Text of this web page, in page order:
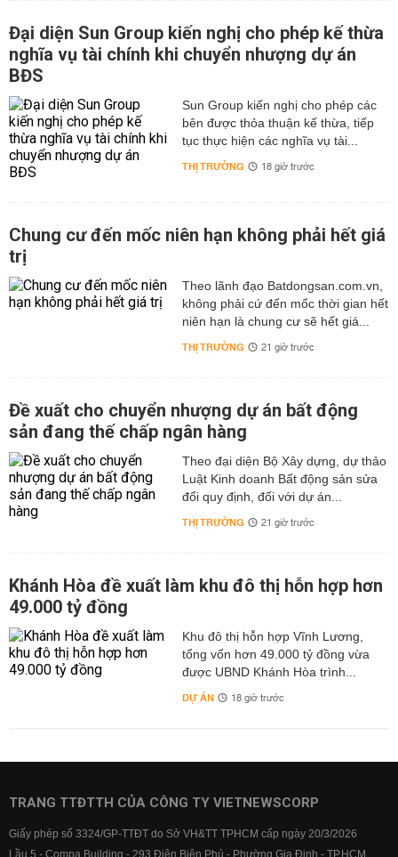
Đại diện Sun Group kiến nghị cho phép kế thừa
nghĩa vụ tài chính khi chuyển nhượng dự án
BĐS
Sun Group kiến nghị cho phép các
bên được thỏa thuận kế thừa, tiếp
tục thực hiện các nghĩa vụ tài...
THỊ TRƯỜNG 18 giờ trước
Chung cư đến mốc niên hạn không phải hết giá
trị
Theo lãnh đạo Batdongsan.com.vn,
không phải cứ đến mốc thời gian hết
niên hạn là chung cư sẽ hết giá...
THỊ TRƯỜNG 21 giờ trước
Đề xuất cho chuyển nhượng dự án bất động
sản đang thế chấp ngân hàng
Theo đại diện Bộ Xây dựng, dự thảo
Luật Kinh doanh Bất động sản sửa
đổi quy định, đối với dự án...
THỊ TRƯỜNG 21 giờ trước
Khánh Hòa đề xuất làm khu đô thị hỗn hợp hơn
49.000 tỷ đồng
Khu đô thị hỗn hợp Vĩnh Lương,
tổng vốn hơn 49.000 tỷ đồng vừa
được UBND Khánh Hòa trình...
DỰ ÁN 18 giờ trước
TRANG TTĐTTH CỦA CÔNG TY VIETNEWSCORP
Giấy phép số 3324/GP-TTĐT do Sở VH&TT TPHCM cấp ngày 20/3/2026
Lầu 5 - Compa Building - 293 Điện Biên Phủ - Phường Gia Định - TP.HCM